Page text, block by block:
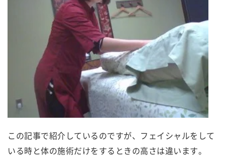
この記事で紹介しているのですが、フェイシャルをして
いる時と体の施術だけをするときの高さは違います。